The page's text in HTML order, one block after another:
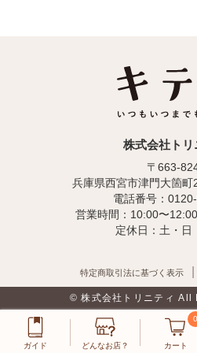
株式会社トリ
〒663-
兵庫県西宮市津門大箇
電話番号：
営業時間：10:00〜
定休日：土・日
特定商取引法に基づく表示
© 株式会社トリニティ
ガイド どんなお店？ カート
0